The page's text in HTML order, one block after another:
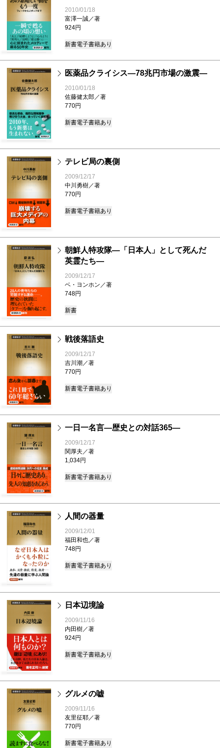
2010/01/18
富澤一誠／著
924円
新書電子書籍あり
医薬品クライシス―78兆円市場の激震―
2010/01/18
佐藤健太郎／著
770円
新書電子書籍あり
テレビ局の裏側
2009/12/17
中川勇樹／著
770円
新書電子書籍あり
朝鮮人特攻隊―「日本人」として死んだ
英霊たち―
2009/12/17
ベ・ヨンホン／著
748円
新書
戦後落語史
2009/12/17
吉川潮／著
770円
新書電子書籍あり
一日一名言―歴史との対話365―
2009/12/17
関厚夫／著
1,034円
新書電子書籍あり
人間の器量
2009/12/01
福田和也／著
748円
新書電子書籍あり
日本辺境論
2009/11/16
内田樹／著
924円
新書電子書籍あり
グルメの嘘
2009/11/16
友里征耶／著
770円
新書電子書籍あり